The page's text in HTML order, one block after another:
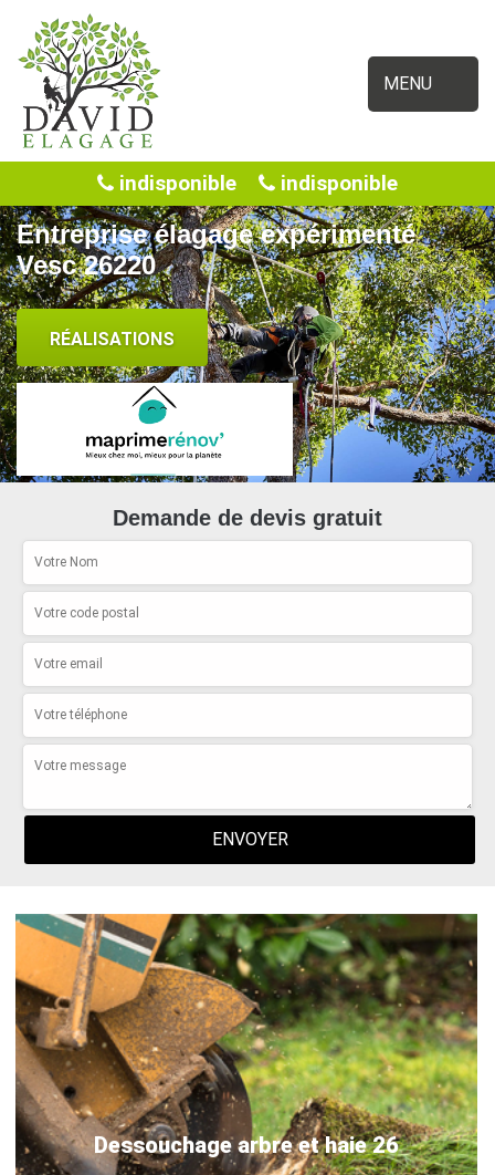
MENU
indisponible indisponible
Entreprise élagage expérimenté
Vesc 26220
RÉALISATIONS
Demande de devis gratuit
Dessouchage arbre et haie 26